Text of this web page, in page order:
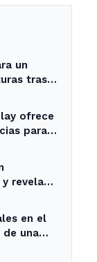
un
tras
ofrece
para
revela
en el
una